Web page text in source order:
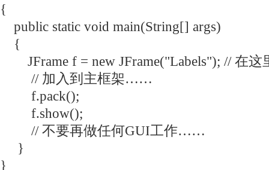
{
public static void main(String[] args)
{
JFrame f = new JFrame("Labels"); // 在这
// 加入到主框架……
f.pack();
f.show();
// 不要再做任何GUI工作……
}
}